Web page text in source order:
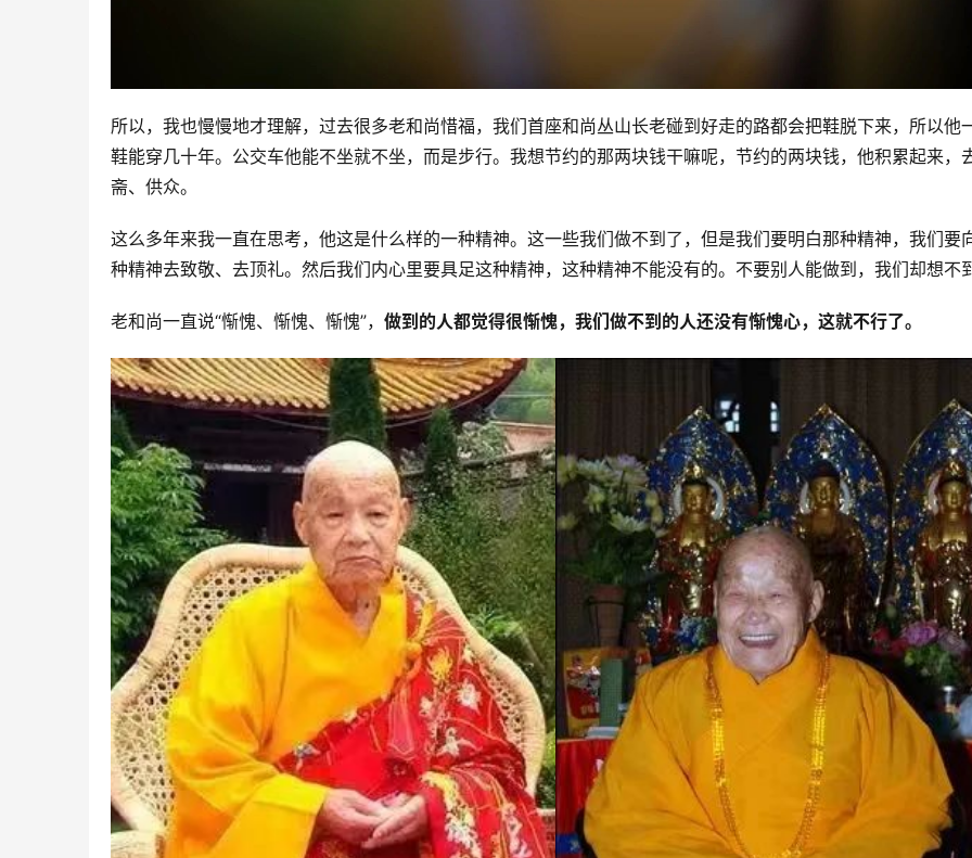
所以，我也慢慢地才理解，过去很多老和尚惜福，我们首座和尚丛山长老碰到好走的路都会把鞋脱下来，所以他
鞋能穿几十年。公交车他能不坐就不坐，而是步行。我想节约的那两块钱干嘛呢，节约的两块钱，他积累起来，
斋、供众。
这么多年来我一直在思考，他这是什么样的一种精神。这一些我们做不到了，但是我们要明白那种精神，我们要
种精神去致敬、去顶礼。然后我们内心里要具足这种精神，这种精神不能没有的。不要别人能做到，我们却想不
老和尚一直说“惭愧、惭愧、惭愧”， 做到的人都觉得很惭愧，我们做不到的人还没有惭愧心，这就不行了。